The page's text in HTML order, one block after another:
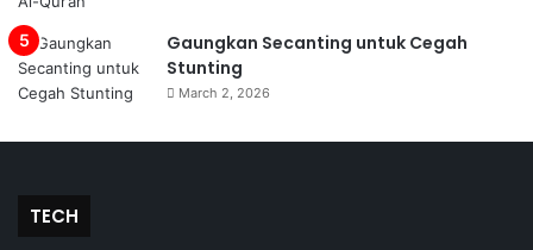
Gaungkan Secanting untuk Cegah
Stunting
March 2, 2026
TECH